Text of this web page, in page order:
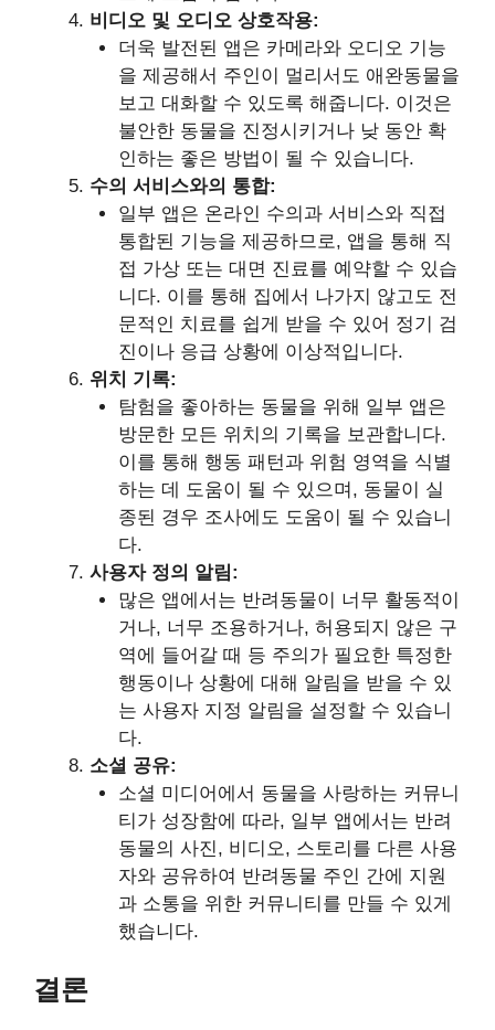
비디오 및 오디오 상호작용:
더욱 발전된 앱은 카메라와 오디오 기능
을 제공해서 주인이 멀리서도 애완동물을
보고 대화할 수 있도록 해줍니다. 이것은
불안한 동물을 진정시키거나 낮 동안 확
인하는 좋은 방법이 될 수 있습니다.
수의 서비스와의 통합:
일부 앱은 온라인 수의과 서비스와 직접
통합된 기능을 제공하므로, 앱을 통해 직
접 가상 또는 대면 진료를 예약할 수 있습
니다. 이를 통해 집에서 나가지 않고도 전
문적인 치료를 쉽게 받을 수 있어 정기 검
진이나 응급 상황에 이상적입니다.
위치 기록:
탐험을 좋아하는 동물을 위해 일부 앱은
방문한 모든 위치의 기록을 보관합니다.
이를 통해 행동 패턴과 위험 영역을 식별
하는 데 도움이 될 수 있으며, 동물이 실
종된 경우 조사에도 도움이 될 수 있습니
다.
사용자 정의 알림:
많은 앱에서는 반려동물이 너무 활동적이
거나, 너무 조용하거나, 허용되지 않은 구
역에 들어갈 때 등 주의가 필요한 특정한
행동이나 상황에 대해 알림을 받을 수 있
는 사용자 지정 알림을 설정할 수 있습니
다.
소셜 공유:
소셜 미디어에서 동물을 사랑하는 커뮤니
티가 성장함에 따라, 일부 앱에서는 반려
동물의 사진, 비디오, 스토리를 다른 사용
자와 공유하여 반려동물 주인 간에 지원
과 소통을 위한 커뮤니티를 만들 수 있게
했습니다.
결론